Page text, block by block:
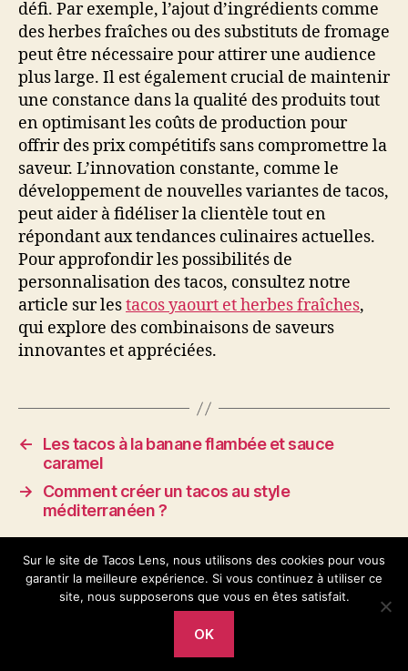
défi. Par exemple, l’ajout d’ingrédients comme
des herbes fraîches ou des substituts de fromage
peut être nécessaire pour attirer une audience
plus large. Il est également crucial de maintenir
une constance dans la qualité des produits tout
en optimisant les coûts de production pour
offrir des prix compétitifs sans compromettre la
saveur. L’innovation constante, comme le
développement de nouvelles variantes de tacos,
peut aider à fidéliser la clientèle tout en
répondant aux tendances culinaires actuelles.
Pour approfondir les possibilités de
personnalisation des tacos, consultez notre
article sur lestacos yaourt et herbes fraîches,
qui explore des combinaisons de saveurs
innovantes et appréciées.
←
Les tacos à la banane flambée et sauce
caramel
→
Comment créer un tacos au style
méditerranéen ?
Sur le site de Tacos Lens, nous utilisons des cookies pour vous
garantir la meilleure expérience. Si vous continuez à utiliser ce
site, nous supposerons que vous en êtes satisfait.
OK